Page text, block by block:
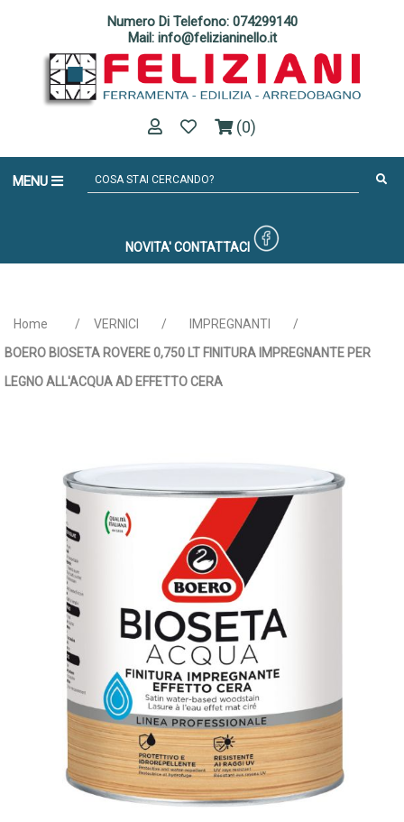
Numero Di Telefono: 074299140
Mail: info@felizianinello.it
(0)
MENU
NOVITA' CONTATTACI
Home / VERNICI / IMPREGNANTI
/
BOERO BIOSETA ROVERE 0,750 LT FINITURA IMPREGNANTE PER
LEGNO ALL'ACQUA AD EFFETTO CERA